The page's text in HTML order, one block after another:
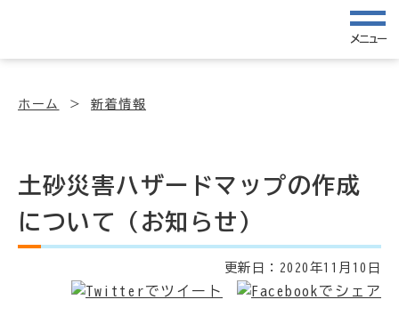
メニュー
ホーム 新着情報
土砂災害ハザードマップの作成
について（お知らせ）
更新日： 2020年11月10日